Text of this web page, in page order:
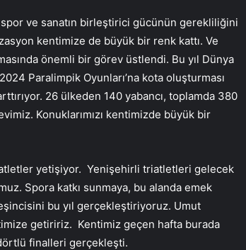
ve sanatın birleştirici gücünün gerekliliğini
kentimize de büyük bir renk kattı. Ve
önemli bir görev üstlendi. Bu yıl Dünya
Paralimpik Oyunları’na kota oluşturması
26 ülkeden 140 yabancı, toplamda 380
Konuklarımızı kentimizde büyük bir
yetişiyor. Yenişehirli triatletleri gelecek
Spora katkı sunmaya, bu alanda emek
bu yıl gerçekleştiriyoruz. Umut
getiririz. Kentimiz geçen hafta burada
finalleri gerçekleşti.